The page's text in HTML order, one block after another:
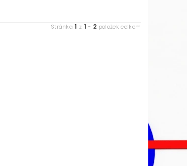
Stránka1 z 1 - 2 položek celkem